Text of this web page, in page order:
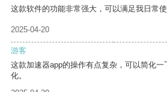
这款软件的功能非常强大，可以满足我日常使
2025-04-20
游客
这款加速器app的操作有点复杂，可以简化
化。